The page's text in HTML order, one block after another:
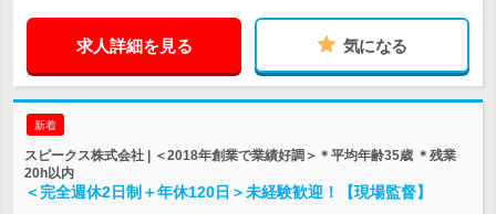
求人詳細を見る 気になる
新着
スピークス株式会社 | ＜2018年創業で業績好調＞＊平均年齢35歳 ＊残業
20h以内
＜完全週休2日制＋年休120日＞未経験歓迎！【現場監督】